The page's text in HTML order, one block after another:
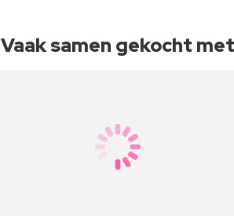
Vaak samen gekocht met